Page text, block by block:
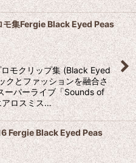
モ集Fergie Black Eyed Peas
モクリップ集 (Black Eyed
クとファッションを融合さ
ーパーライブ「Sounds of
ロスミス…
Fergie Black Eyed Peas